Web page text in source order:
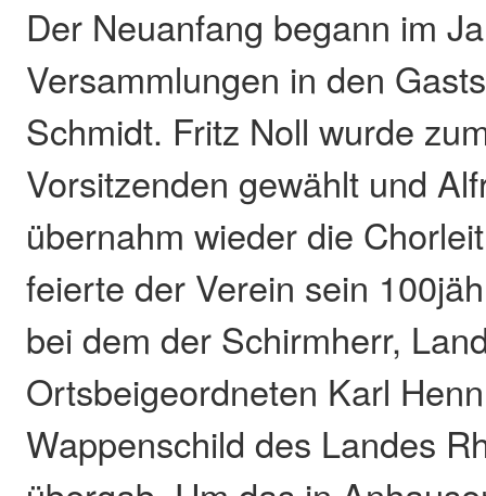
Der Neuanfang begann im
Versammlungen in den
Schmidt. Fritz Noll wurde
Vorsitzenden gewählt und
übernahm wieder die
feierte der Verein sein
bei dem der Schirmherr,
Ortsbeigeordneten Karl
Wappenschild des Landes